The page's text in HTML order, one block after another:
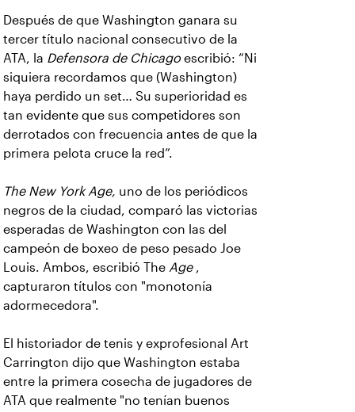
Después de que Washington ganara su
tercer título nacional consecutivo de la
ATA, la Defensora de Chicagoescribió: “Ni
siquiera recordamos que (Washington)
haya perdido un set… Su superioridad es
tan evidente que sus competidores son
derrotados con frecuencia antes de que la
primera pelota cruce la red”.
The New York Age, uno de los periódicos
negros de la ciudad, comparó las victorias
esperadas de Washington con las del
campeón de boxeo de peso pesado Joe
Louis. Ambos, escribió The Age,
capturaron títulos con "monotonía
adormecedora".
El historiador de tenis y exprofesional Art
Carrington dijo que Washington estaba
entre la primera cosecha de jugadores de
ATA que realmente "no tenían buenos